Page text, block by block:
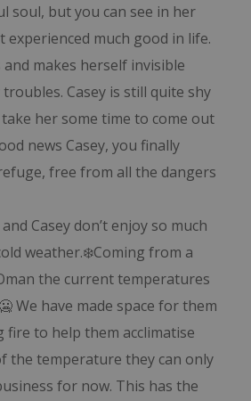
soul, but you can see in her
experienced much good in life.
makes herself invisible
Casey is still quite shy
her some time to come out
news Casey, you finally
free from all the dangers
Casey don’t enjoy so much
weather.❄️Coming from a
the current temperatures
We have made space for them
fire to help them acclimatise
the temperature they can only
for now. This has the